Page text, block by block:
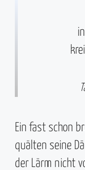
Ein fast schon
quälten seine
der Lärm nicht